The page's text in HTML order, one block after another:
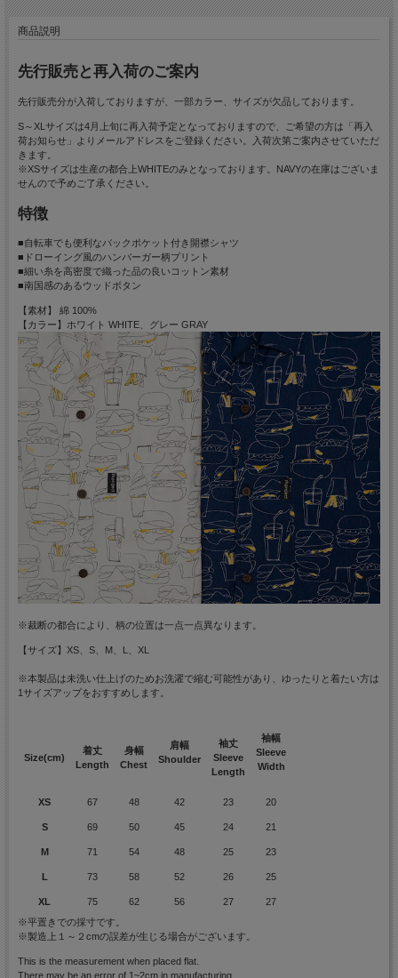
商品説明
先行販売と再入荷のご案内
先行販売分が入荷しておりますが、一部カラー、サイズが欠品しております。
S～XLサイズは4月上旬に再入荷予定となっておりますので、ご希望の方は「再入
荷お知らせ」よりメールアドレスをご登録ください。入荷次第ご案内させていただ
きます。
※XSサイズは生産の都合上WHITEのみとなっております。NAVYの在庫はございま
せんので予めご了承ください。
特徴
■自転車でも便利なバックポケット付き開襟シャツ
■ドローイング風のハンバーガー柄プリント
■細い糸を高密度で織った品の良いコットン素材
■南国感のあるウッドボタン
【素材】 綿 100%
【カラー】ホワイト WHITE、グレー GRAY
※裁断の都合により、柄の位置は一点一点異なります。
【サイズ】XS、S、M、L、XL
※本製品は未洗い仕上げのためお洗濯で縮む可能性があり、ゆったりと着たい方は
1サイズアップをおすすめします。
Size(cm)
着丈
Length
身幅
Chest
肩幅
Shoulder
袖丈
Sleeve
Length
袖幅
Sleeve
Width
XS 67 48 42 23 20
S 69 50 45 24 21
M 71 54 48 25 23
L 73 58 52 26 25
XL 75 62 56 27
27
※平置きでの採寸です。
※製造上１～２cmの誤差が生じる場合がございます。
This is the measurement when placed flat.
There may be an error of 1~2cm in manufacturing.